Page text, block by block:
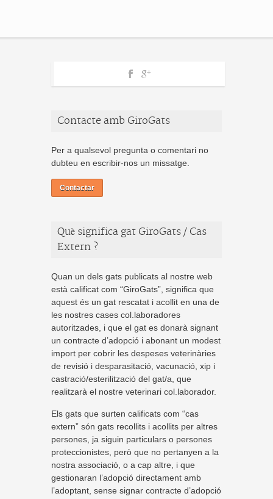
Contacte amb GiroGats
Per a qualsevol pregunta o comentari no
dubteu en escribir-nos un missatge.
Contactar
Què significa gat GiroGats / Cas
Extern ?
Quan un dels gats publicats al nostre web
està calificat com “GiroGats”, significa que
aquest és un gat rescatat i acollit en una de
les nostres cases col.laboradores
autoritzades, i que el gat es donarà signant
un contracte d’adopció i abonant un modest
import per cobrir les despeses veterinàries
de revisió i desparasitació, vacunació, xip i
castració/esterilització del gat/a, que
realitzarà el nostre veterinari col.laborador.
Els gats que surten calificats com “cas
extern” són gats recollits i acollits per altres
persones, ja siguin particulars o persones
proteccionistes, però que no pertanyen a la
nostra associació, o a cap altre, i que
gestionaran l’adopció directament amb
l’adoptant, sense signar contracte d’adopció